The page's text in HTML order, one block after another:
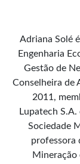
Adriana Solé
Engenharia
Gestão de
Conselheira de
2011,
Lupatech S.A.
Sociedade
professora
Mineração